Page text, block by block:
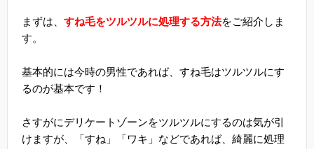
まずは、 すね毛をツルツルに処理する方法をご紹介しま
す。
基本的には今時の男性であれば、すね毛はツルツルにす
るのが基本です！
さすがにデリケートゾーンをツルツルにするのは気が引
けますが、「すね」「ワキ」などであれば、綺麗に処理